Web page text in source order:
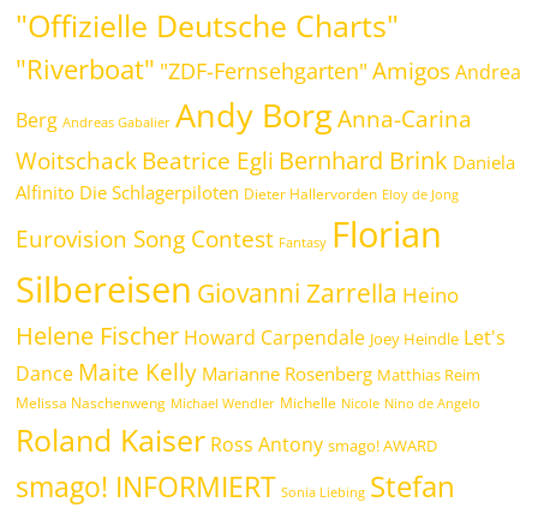
"Offizielle Deutsche Charts"
"Riverboat" "ZDF-Fernsehgarten" Amigos Andrea
Berg Andreas Gabalier Andy Borg Anna-Carina
WoitschackBeatrice Egli Bernhard Brink Daniela
Alfinito Die Schlagerpiloten Dieter Hallervorden Eloy de Jong
Eurovision Song Contest Fantasy Florian
Silbereisen Giovanni Zarrella Heino
Helene Fischer Howard Carpendale Joey Heindle Let's
Dance Maite Kelly Marianne Rosenberg Matthias Reim
Melissa Naschenweng Michael Wendler Michelle Nicole Nino de Angelo
Roland Kaiser Ross Antony smago! AWARD
smago! INFORMIERT Sonia Liebing Stefan